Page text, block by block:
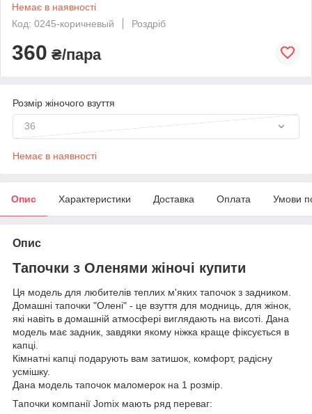
Немає в наявності
Код: 0245-коричневый
Роздріб
360 ₴/пара
Розмір жіночого взуття
36
Немає в наявності
Опис Характеристики Доставка Оплата Умови
Опис
Тапочки з Оленями жіночі купити
Ця модель для любителів теплих м'яких тапочок з задником.
Домашні тапочки "Олені" - це взуття для модниць, для жінок,
які навіть в домашній атмосфері виглядають на висоті. Дана
модель має задник, завдяки якому ніжка краще фіксується в
капці.
Кімнатні капці подарують вам затишок, комфорт, радісну
усмішку.
Дана модель тапочок маломерок на 1 розмір.
Тапочки компанії Jomix мають ряд переваг: